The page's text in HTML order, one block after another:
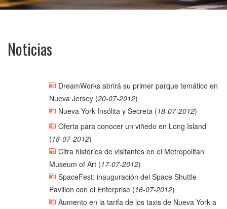
Noticias
DreamWorks abrirá su primer parque temático en
Nueva Jersey(20-07-2012)
Nueva York Insólita y Secreta(18-07-2012)
Oferta para conocer un viñedo en Long Island
(18-07-2012)
Cifra histórica de visitantes en el Metropolitan
Museum of Art(17-07-2012)
SpaceFest: inauguración del Space Shuttle
Pavilion con el Enterprise(16-07-2012)
Aumento en la tarifa de los taxis de Nueva York a